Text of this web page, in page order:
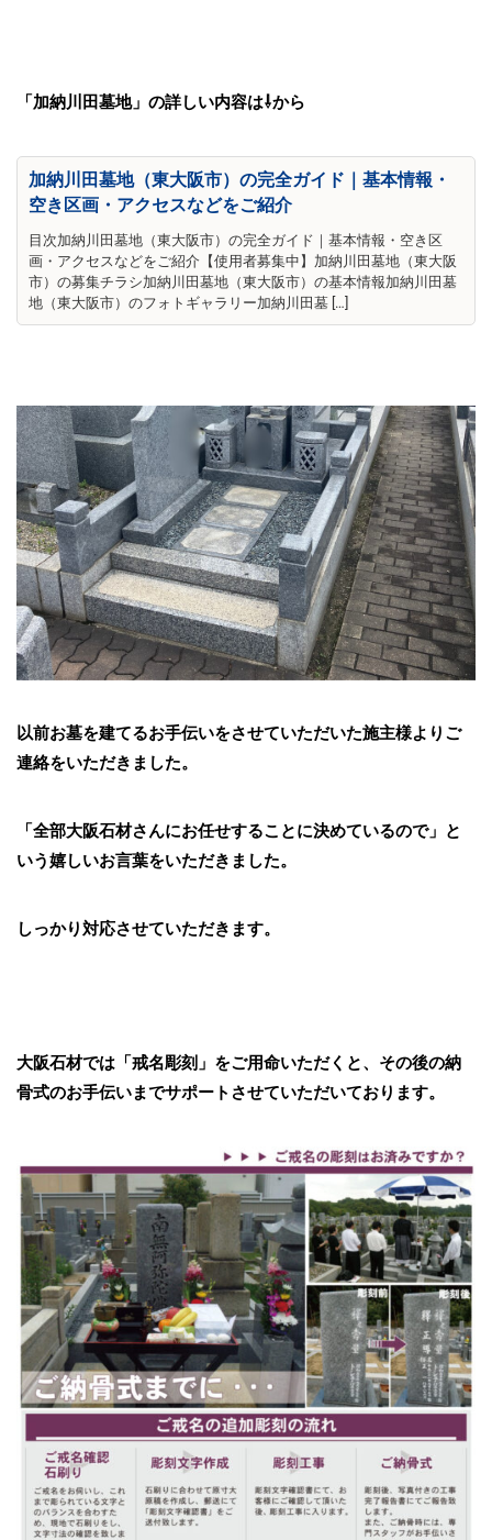
「加納川田墓地」の詳しい内容は⇩から
加納川田墓地（東大阪市）の完全ガイド｜基本情報・
空き区画・アクセスなどをご紹介
目次加納川田墓地（東大阪市）の完全ガイド｜基本情報・空き区
画・アクセスなどをご紹介【使用者募集中】加納川田墓地（東大阪
市）の募集チラシ加納川田墓地（東大阪市）の基本情報加納川田墓
地（東大阪市）のフォトギャラリー加納川田墓 […]
以前お墓を建てるお手伝いをさせていただいた施主様よりご
連絡をいただきました。
「全部大阪石材さんにお任せすることに決めているので」と
いう嬉しいお言葉をいただきました。
しっかり対応させていただきます。
大阪石材では「戒名彫刻」をご用命いただくと、その後の納
骨式のお手伝いまでサポートさせていただいております。